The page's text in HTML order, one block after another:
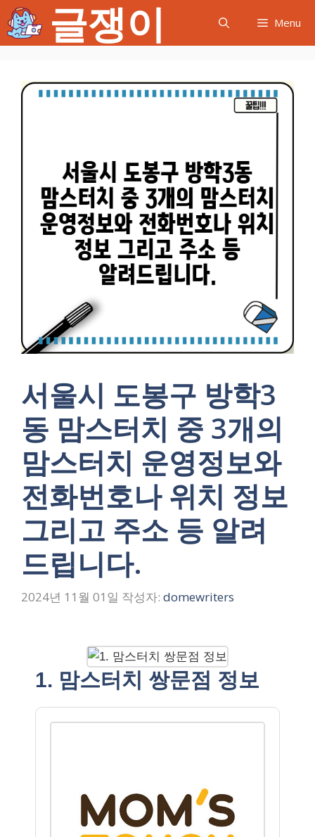
텐
츠
글쟁이 Menu
서울시 도봉구 방학3
동 맘스터치 중 3개의
맘스터치 운영정보와
전화번호나 위치 정보
그리고 주소 등 알려
드립니다.
2024년 11월 01일 작성자: domewriters
1. 맘스터치 쌍문점 정보